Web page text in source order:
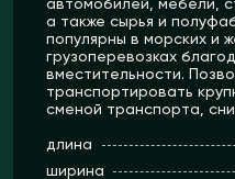
автомобилей, мебели,
а также сырья и
популярны в морских и
грузоперевозках
вместительности.
транспортировать
сменой транспорта,
длина
ширина